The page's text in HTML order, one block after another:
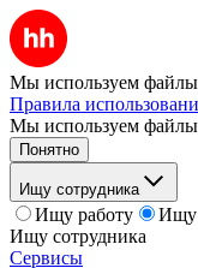
Мы используем файлы
Правила
Мы используем файлы
Понятно
Ищу сотрудника
Ищу работу
Ищу
Ищу сотрудника
Сервисы